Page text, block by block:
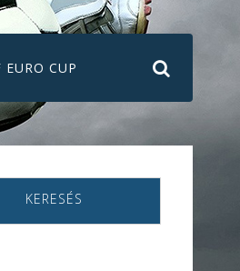
CUP
KERESÉS